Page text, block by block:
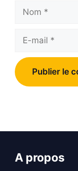
mail
A propos